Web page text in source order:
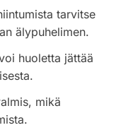
tarvitse
älypuhelimen.
huoletta jättää
mikä